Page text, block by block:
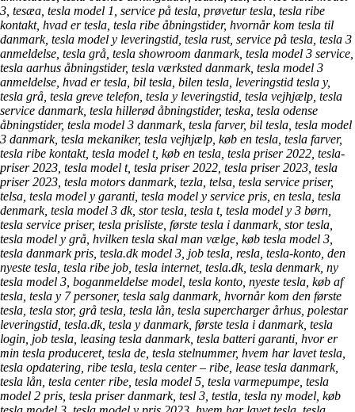
3, tesæa, tesla model 1, service på tesla, prøvetur tesla, tesla ribe
kontakt, hvad er tesla, tesla ribe åbningstider, hvornår kom tesla til
danmark, tesla model y leveringstid, tesla rust, service på tesla, tesla 3
anmeldelse, tesla grå, tesla showroom danmark, tesla model 3 service,
tesla aarhus åbningstider, tesla værksted danmark, tesla model 3
anmeldelse, hvad er tesla, bil tesla, bilen tesla, leveringstid tesla y,
tesla grå, tesla greve telefon, tesla y leveringstid, tesla vejhjælp, tesla
service danmark, tesla hillerød åbningstider, teska, tesla odense
åbningstider, tesla model 3 danmark, tesla farver, bil tesla, tesla model
3 danmark, tesla mekaniker, tesla vejhjælp, køb en tesla, tesla farver,
tesla ribe kontakt, tesla model t, køb en tesla, tesla priser 2022, tesla-
priser 2023, tesla model t, tesla priser 2022, tesla priser 2023, tesla
priser 2023, tesla motors danmark, tezla, telsa, tesla service priser,
telsa, tesla model y garanti, tesla model y service pris, en tesla, tesla
denmark, tesla model 3 dk, stor tesla, tesla t, tesla model y 3 børn,
tesla service priser, tesla prisliste, første tesla i danmark, stor tesla,
tesla model y grå, hvilken tesla skal man vælge, køb tesla model 3,
tesla danmark pris, tesla.dk model 3, job tesla, resla, tesla-konto, den
nyeste tesla, tesla ribe job, tesla internet, tesla.dk, tesla denmark, ny
tesla model 3, boganmeldelse model, tesla konto, nyeste tesla, køb af
tesla, tesla y 7 personer, tesla salg danmark, hvornår kom den første
tesla, tesla stor, grå tesla, tesla lån, tesla supercharger århus, polestar
leveringstid, tesla.dk, tesla y danmark, første tesla i danmark, tesla
login, job tesla, leasing tesla danmark, tesla batteri garanti, hvor er
min tesla produceret, tesla de, tesla stelnummer, hvem har lavet tesla,
tesla opdatering, ribe tesla, tesla center – ribe, lease tesla danmark,
tesla lån, tesla center ribe, tesla model 5, tesla varmepumpe, tesla
model 2 pris, tesla priser danmark, tesl 3, testla, tesla ny model, køb